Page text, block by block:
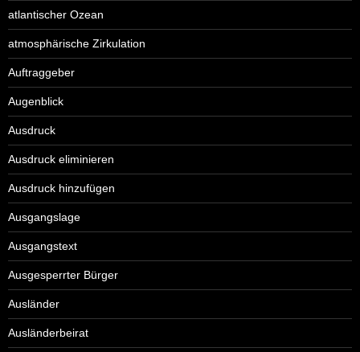
atlantischer Ozean
atmosphärische Zirkulation
Auftraggeber
Augenblick
Ausdruck
Ausdruck eliminieren
Ausdruck hinzufügen
Ausgangslage
Ausgangstext
Ausgesperrter Bürger
Ausländer
Ausländerbeirat